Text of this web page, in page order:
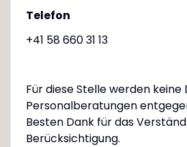
Telefon
+41 58 660 31 13
Für diese Stelle werden keine
Personalberatungen
Besten Dank für das
Berücksichtigung.